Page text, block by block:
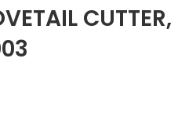
CUTTER,